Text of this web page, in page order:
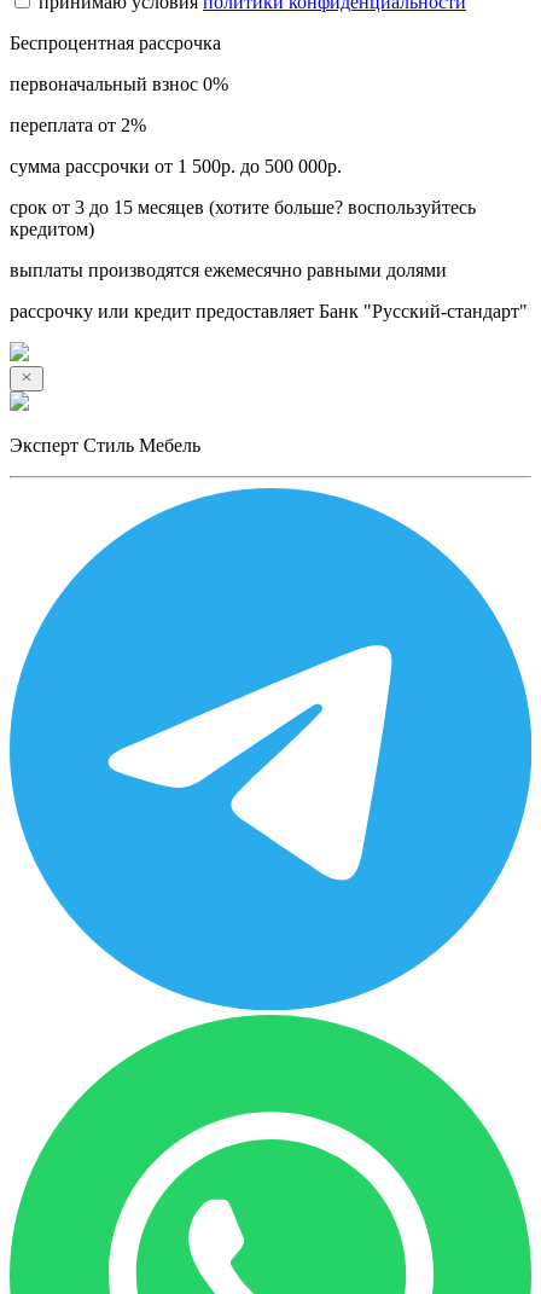
Беспроцентная рассрочка
первоначальный взнос 0%
переплата от 2%
сумма рассрочки от 1 500р. до 500 000р.
срок от 3 до 15 месяцев (хотите больше? воспользуйтесь
кредитом)
выплаты производятся ежемесячно равными долями
рассрочку или кредит предоставляет Банк "Русский-стандарт"
Эксперт Стиль Мебель